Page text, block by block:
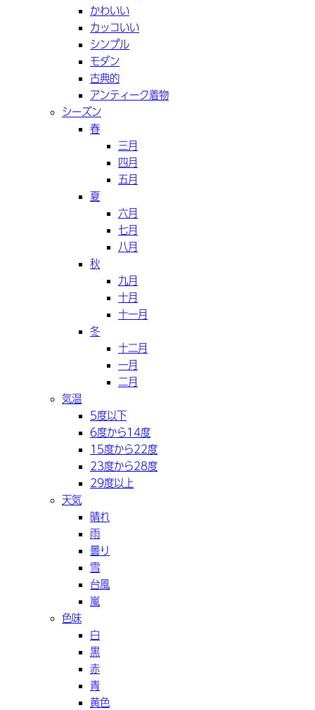
かわいい
カッコいい
シンプル
モダン
古典的
アンティーク着物
シーズン
春
三月
四月
五月
夏
六月
七月
八月
秋
九月
十月
十一月
冬
十二月
一月
二月
気温
5度以下
6度から14度
15度から22度
23度から28度
29度以上
天気
晴れ
雨
曇り
雪
台風
嵐
色味
白
黒
赤
青
黄色